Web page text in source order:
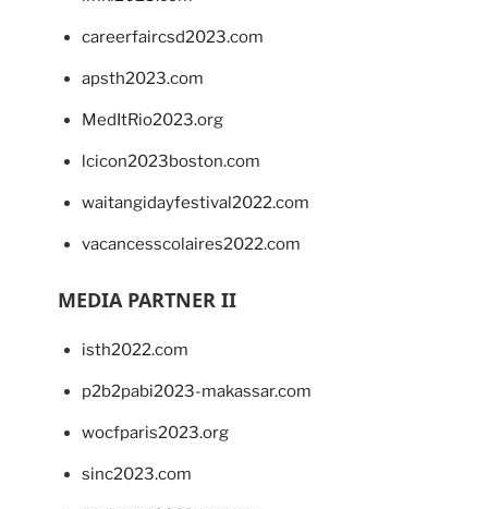
careerfaircsd2023.com
apsth2023.com
MedItRio2023.org
lcicon2023boston.com
waitangidayfestival2022.com
vacancesscolaires2022.com
MEDIA PARTNER II
isth2022.com
p2b2pabi2023-makassar.com
wocfparis2023.org
sinc2023.com